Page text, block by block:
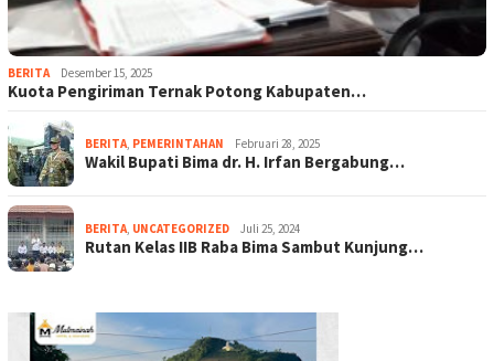
BERITA Desember 15, 2025
Kuota Pengiriman Ternak Potong Kabupaten…
BERITA, PEMERINTAHAN Februari 28, 2025
Wakil Bupati Bima dr. H. Irfan Bergabung…
BERITA, UNCATEGORIZED Juli 25, 2024
Rutan Kelas IIB Raba Bima Sambut Kunjung…